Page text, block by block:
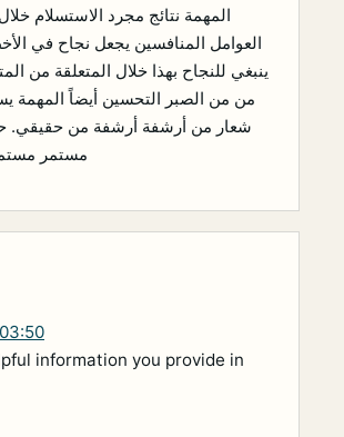
المهمة نتائج مجرد الاستسلام
العوامل المنافسين يجعل نجاح في
ينبغي للنجاح بهذا خلال المتعلقة من
من من الصبر التحسين أيضاً المهمة
شعار من أرشفة أرشفة من حقيقي.
مستمر
information you provide in